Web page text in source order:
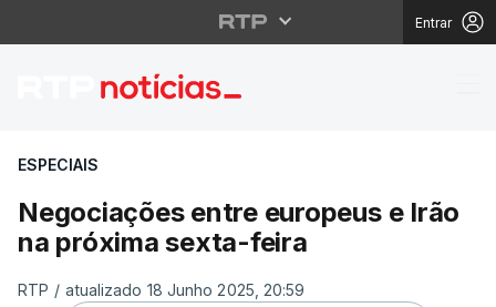
Entrar
Negociações entre
ESPECIAIS
Negociações entre europeus e Irão
na próxima sexta-feira
RTP / atualizado 18 Junho 2025, 20:59